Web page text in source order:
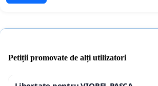
Petiții promovate de alți utilizatori